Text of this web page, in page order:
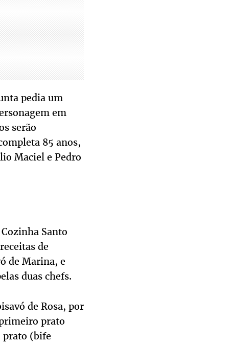
pedia um
em
serão
85 anos,
Maciel e Pedro
Santo
de
de Marina, e
duas chefs.
de Rosa, por
prato
prato (bife